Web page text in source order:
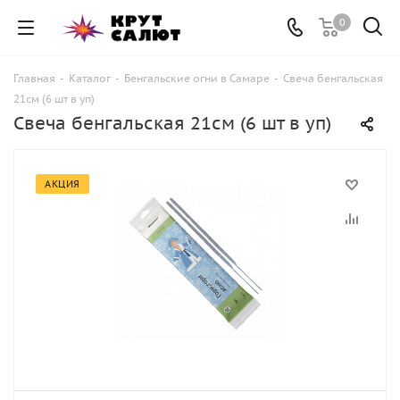
0
Главная - Каталог - Бенгальские огни в Самаре - Свеча бенгальская
21см (6 шт в уп)
Свеча бенгальская 21см (6 шт в уп)
АКЦИЯ